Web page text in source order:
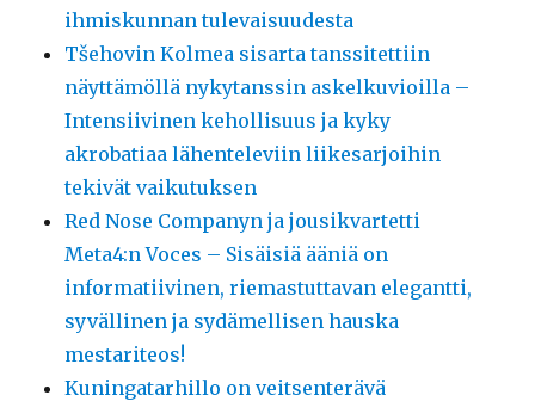
ihmiskunnan tulevaisuudesta
Tšehovin Kolmea sisarta tanssitettiin
näyttämöllä nykytanssin askelkuvioilla –
Intensiivinen kehollisuus ja kyky
akrobatiaa lähenteleviin liikesarjoihin
tekivät vaikutuksen
Red Nose Companyn ja jousikvartetti
Meta4:n Voces – Sisäisiä ääniä on
informatiivinen, riemastuttavan elegantti,
syvällinen ja sydämellisen hauska
mestariteos!
Kuningatarhillo on veitsenterävä